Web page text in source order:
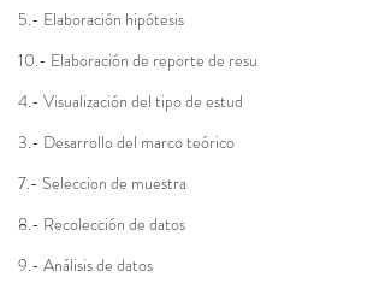
5.- Elaboración hipótesis
10.- Elaboración de reporte de resu
4.- Visualización del tipo de estud
3.- Desarrollo del marco teórico
7.- Seleccion de muestra
8.- Recolección de datos
9.- Análisis de datos